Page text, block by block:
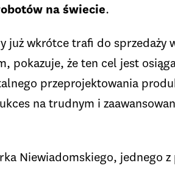
na świecie.
wkrótce trafi do sprzedaży
pokazuje, że ten cel jest
przeprojektowania
na trudnym i
Niewiadomskiego, jednego